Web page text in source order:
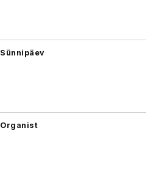
Sünnipäev
Organist